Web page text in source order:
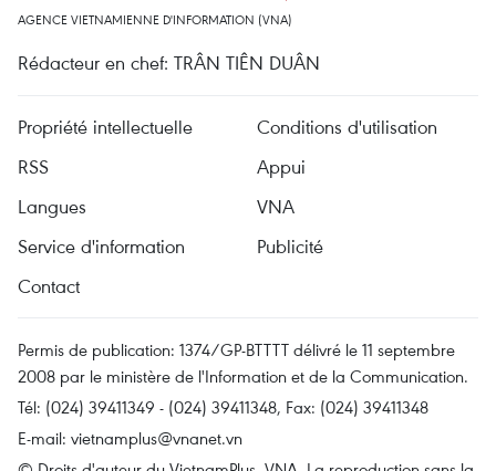
AGENCE VIETNAMIENNE D'INFORMATION (VNA)
Rédacteur en chef: TRÂN TIÊN DUÂN
Propriété intellectuelle
Conditions d'utilisation
RSS
Appui
Langues
VNA
Service d'information
Publicité
Contact
Permis de publication: 1374/GP-BTTTT délivré le 11 septembre
2008 par le ministère de l'Information et de la Communication.
Tél: (024) 39411349 - (024) 39411348, Fax: (024) 39411348
E-mail: vietnamplus@vnanet.vn